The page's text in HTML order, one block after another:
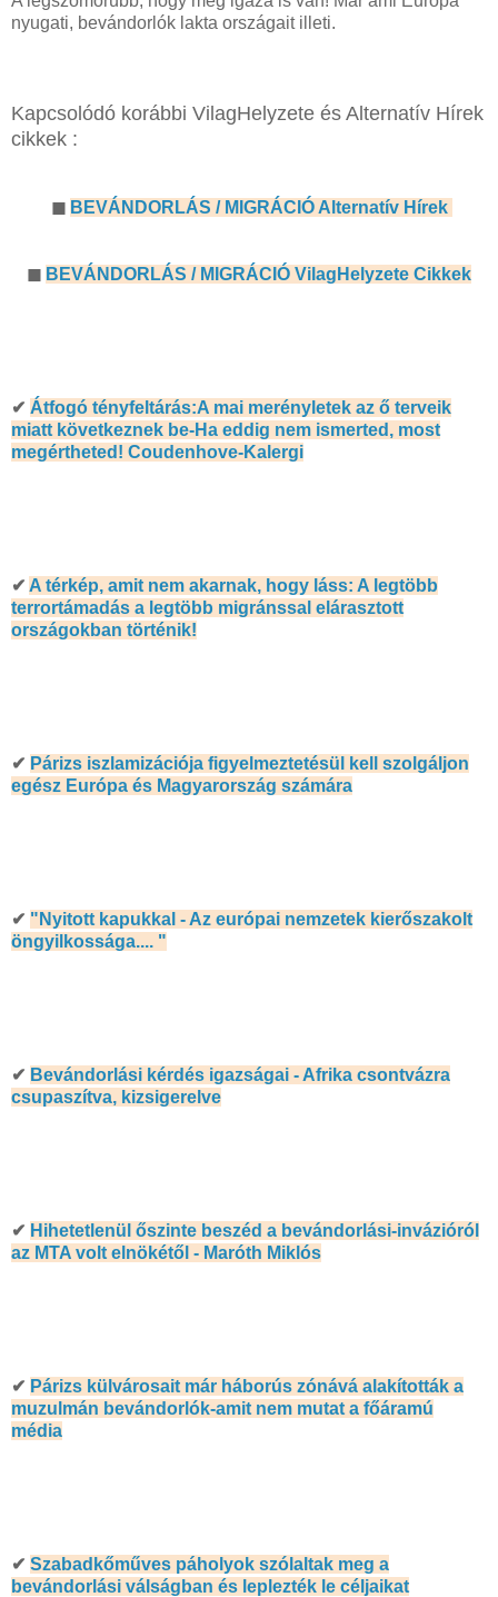
nyugati, bevándorlók lakta országait illeti.
Kapcsolódó korábbi VilagHelyzete és Alternatív Hírek
cikkek :
◼ BEVÁNDORLÁS / MIGRÁCIÓ Alternatív Hírek
◼ BEVÁNDORLÁS / MIGRÁCIÓ VilagHelyzete Cikkek
✔ Átfogó tényfeltárás:A mai merényletek az ő terveik
miatt következnek be-Ha eddig nem ismerted, most
megértheted! Coudenhove-Kalergi
✔ A térkép, amit nem akarnak, hogy láss: A legtöbb
terrortámadás a legtöbb migránssal elárasztott
országokban történik!
✔ Párizs iszlamizációja figyelmeztetésül kell szolgáljon
egész Európa és Magyarország számára
✔ "Nyitott kapukkal - Az európai nemzetek kierőszakolt
öngyilkossága.... "
✔ Bevándorlási kérdés igazságai - Afrika csontvázra
csupaszítva, kizsigerelve
✔ Hihetetlenül őszinte beszéd a bevándorlási-invázióról
az MTA volt elnökétől - Maróth Miklós
✔ Párizs külvárosait már háborús zónává alakították a
muzulmán bevándorlók-amit nem mutat a főáramú
média
✔ Szabadkőműves páholyok szólaltak meg a
bevándorlási válságban és leplezték le céljaikat